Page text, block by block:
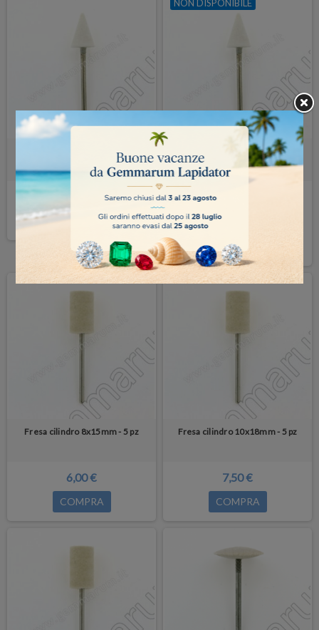
Fresa a cono 10x15mm
1,50 €
COMPRA
NON DISPONIBILE
Fresa a cono 8x15mm
Non disponibile
DETTAGLI
Fresa cilindro 8x15mm - 5 pz
6,00 €
COMPRA
Fresa cilindro 10x18mm - 5 pz
7,50 €
COMPRA